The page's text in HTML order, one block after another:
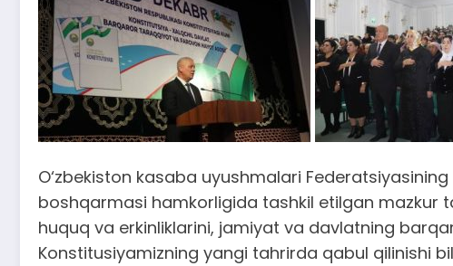
O‘zbekiston kasaba uyushmalari
boshqarmasi hamkorligida tashkil etilgan mazkur
huquq va erkinliklarini, jamiyat va davlatning
Konstitusiyamizning yangi tahrirda qabul qilinishi